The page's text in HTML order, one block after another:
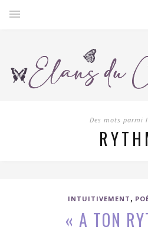
Des mots parmi
INTUITIVEMENT ,
« A TON